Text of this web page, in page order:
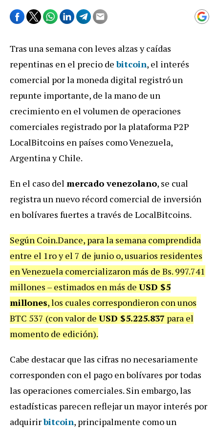
Tras una semana con leves alzas y caídas
repentinas en el precio debitcoin, el interés
comercial por la moneda digital registró un
repunte importante, de la mano de un
crecimiento en el volumen de operaciones
comerciales registrado por la plataforma P2P
LocalBitcoins en países como Venezuela,
Argentina y Chile.
En el caso del mercado venezolano, se cual
registra un nuevo récord comercial de inversión
en bolívares fuertes a través de LocalBitcoins.
Según Coin.Dance, para la semana comprendida
entre el 1ro y el 7 de junio o, usuarios residentes
en Venezuela comercializaron más de Bs. 997.741
millones – estimados en más de USD $5
millones, los cuales correspondieron con unos
BTC 537 (con valor de USD $5.225.837 para el
momento de edición).
Cabe destacar que las cifras no necesariamente
corresponden con el pago en bolívares por todas
las operaciones comerciales. Sin embargo, las
estadísticas parecen reflejar un mayor interés por
adquirirbitcoin, principalmente como un